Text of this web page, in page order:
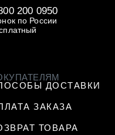
200 0950
по России
ДОСТАВКИ
ЗАКАЗА
ТОВАРА